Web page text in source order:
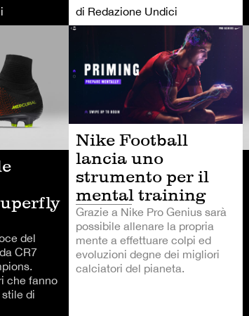
di Redazione Undici
del
CR7
che fanno
di
Nike Football
lancia uno
strumento per il
mental training
Grazie a Nike Pro Genius sarà
possibile allenare la propria
mente a effettuare colpi ed
evoluzioni degne dei migliori
calciatori del pianeta.